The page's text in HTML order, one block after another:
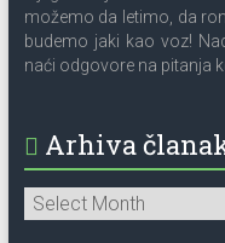
možemo da letimo, da
budemo jaki kao voz!
naći odgovore na pitanja
Arhiva